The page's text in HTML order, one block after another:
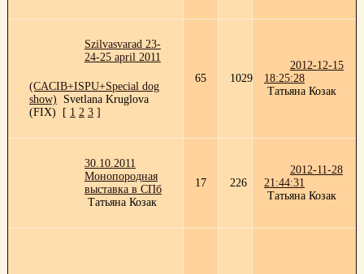
Szilvasvarad 23-
24-25 april 2011
(CACIB+ISPU+Special dog
show)
Svetlana Kruglova
(FIX)
[ 1 2 3 ]
65 1029
2012-12-15
18:25:28
Татьяна Козак
30.10.2011
Монопородная
выставка в СПб
Татьяна Козак
17 226
2012-11-28
21:44:31
Татьяна Козак